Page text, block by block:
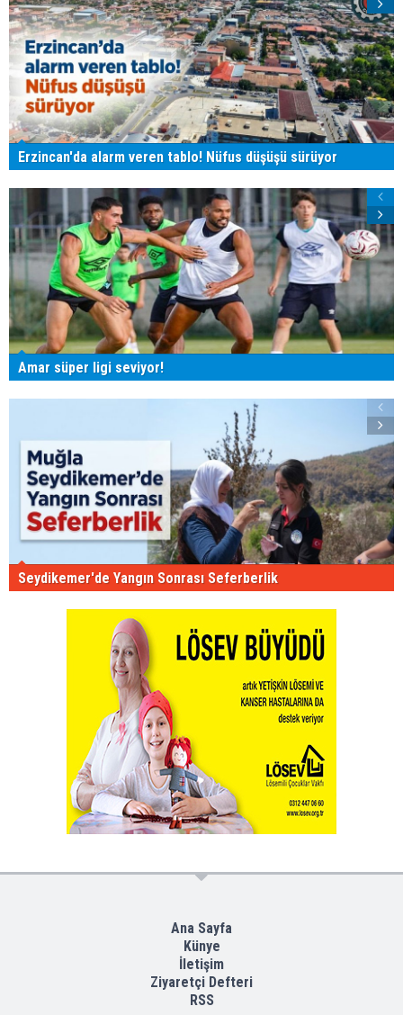
Erzincan'da alarm veren tablo! Nüfus düşüşü sürüyor
Amar süper ligi seviyor!
Seydikemer'de Yangın Sonrası Seferberlik
Ana Sayfa
Künye
İletişim
Ziyaretçi Defteri
RSS